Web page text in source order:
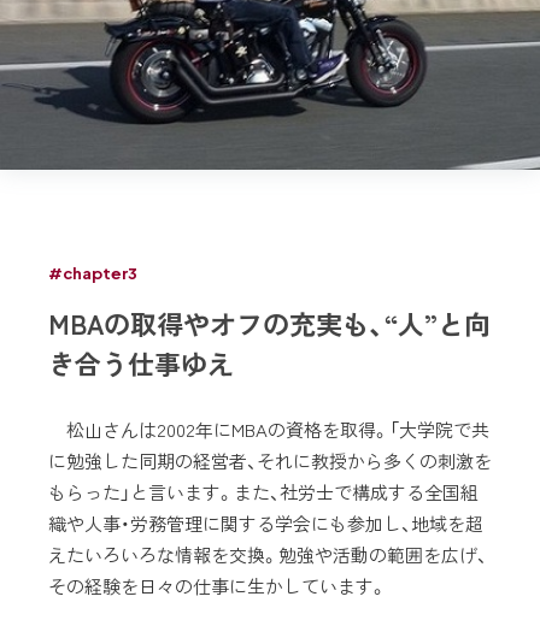
#chapter3
MBAの取得やオフの充実も、“人”と向
き合う仕事ゆえ
松山さんは2002年にMBAの資格を取得。「大学院で共
に勉強した同期の経営者、それに教授から多くの刺激を
もらった」と言います。また、社労士で構成する全国組
織や人事・労務管理に関する学会にも参加し、地域を超
えたいろいろな情報を交換。勉強や活動の範囲を広げ、
その経験を日々の仕事に生かしています。